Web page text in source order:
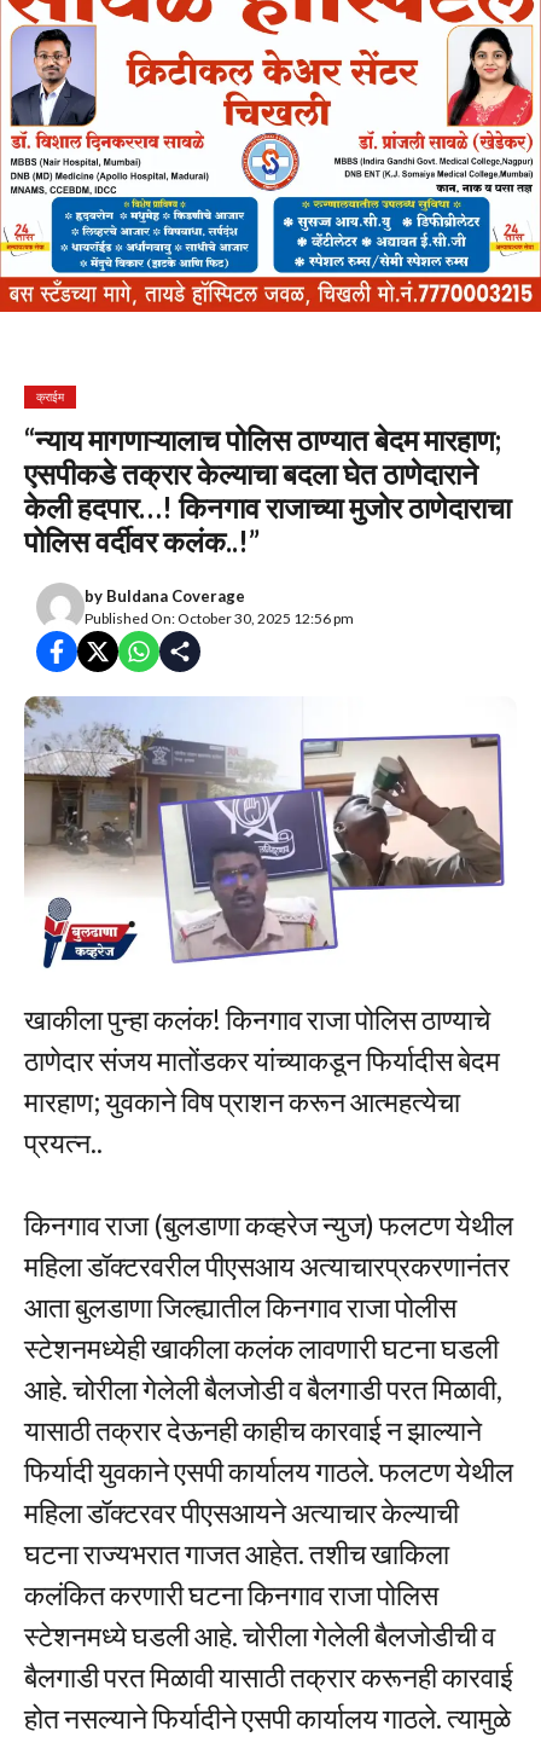
क्राईम
“न्याय मागणाऱ्यालाच पोलिस ठाण्यात बेदम मारहाण;
एसपीकडे तक्रार केल्याचा बदला घेत ठाणेदाराने
केली हदपार…! किनगाव राजाच्या मुजोर ठाणेदाराचा
पोलिस वर्दीवर कलंक..!”
by Buldana Coverage
Published On: October 30, 2025 12:56 pm
खाकीला पुन्हा कलंक! किनगाव राजा पोलिस ठाण्याचे
ठाणेदार संजय मातोंडकर यांच्याकडून फिर्यादीस बेदम
मारहाण; युवकाने विष प्राशन करून आत्महत्येचा
प्रयत्न..
किनगाव राजा (बुलडाणा कव्हरेज न्युज) फलटण येथील
महिला डॉक्टरवरील पीएसआय अत्याचारप्रकरणानंतर
आता बुलडाणा जिल्ह्यातील किनगाव राजा पोलीस
स्टेशनमध्येही खाकीला कलंक लावणारी घटना घडली
आहे. चोरीला गेलेली बैलजोडी व बैलगाडी परत मिळावी,
यासाठी तक्रार देऊनही काहीच कारवाई न झाल्याने
फिर्यादी युवकाने एसपी कार्यालय गाठले. फलटण येथील
महिला डॉक्टरवर पीएसआयने अत्याचार केल्याची
घटना राज्यभरात गाजत आहेत. तशीच खाकिला
कलंकित करणारी घटना किनगाव राजा पोलिस
स्टेशनमध्ये घडली आहे. चोरीला गेलेली बैलजोडीची व
बैलगाडी परत मिळावी यासाठी तक्रार करूनही कारवाई
होत नसल्याने फिर्यादीने एसपी कार्यालय गाठले. त्यामुळे